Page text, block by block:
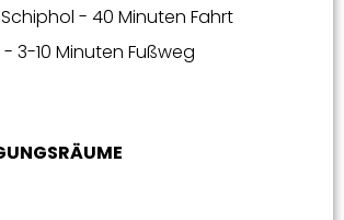
- 40 Minuten Fahrt
3-10 Minuten Fußweg